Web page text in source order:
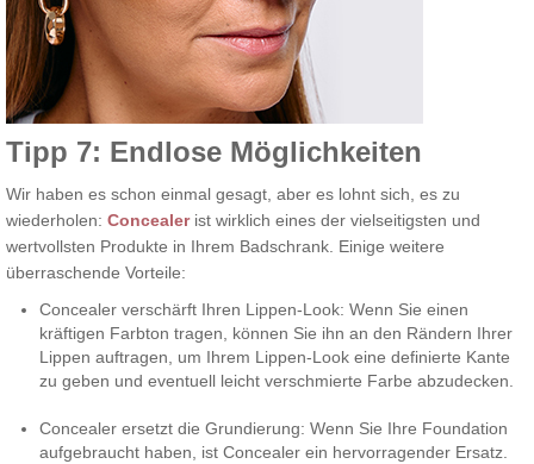
Tipp 7: Endlose Möglichkeiten
Wir haben es schon einmal gesagt, aber es lohnt sich, es zu
wiederholen: Concealerist wirklich eines der vielseitigsten und
wertvollsten Produkte in Ihrem Badschrank. Einige weitere
überraschende Vorteile:
Concealer verschärft Ihren Lippen-Look: Wenn Sie einen
kräftigen Farbton tragen, können Sie ihn an den Rändern Ihrer
Lippen auftragen, um Ihrem Lippen-Look eine definierte Kante
zu geben und eventuell leicht verschmierte Farbe abzudecken.
Concealer ersetzt die Grundierung: Wenn Sie Ihre Foundation
aufgebraucht haben, ist Concealer ein hervorragender Ersatz.